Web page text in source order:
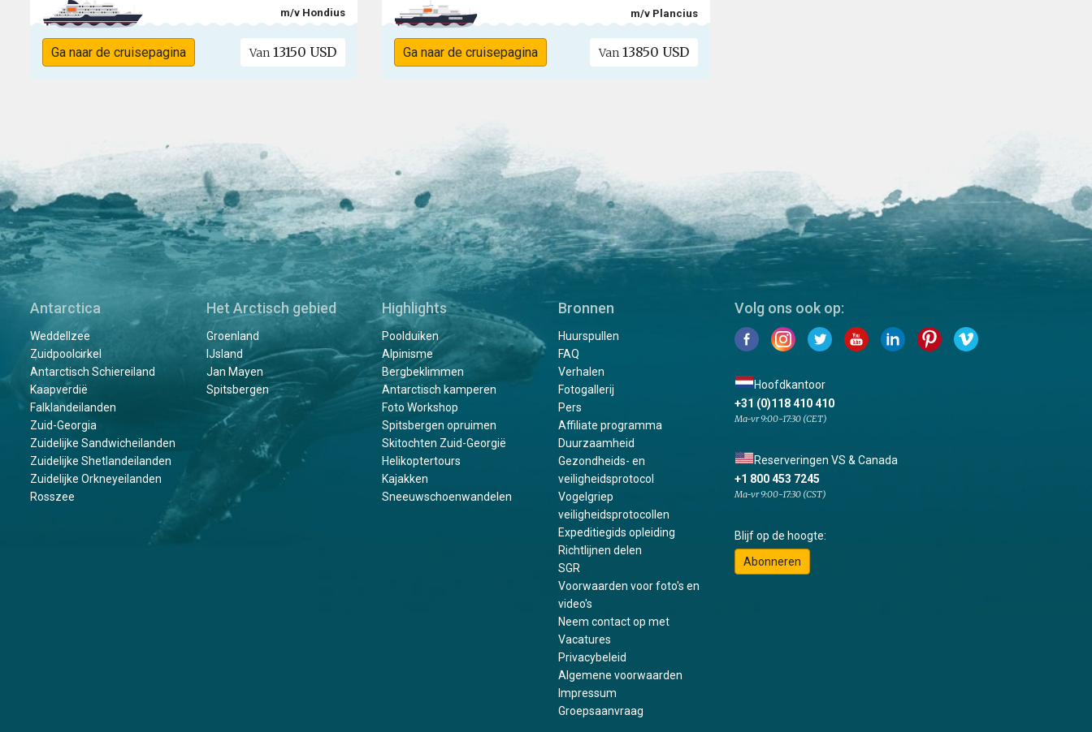
m/v Hondius
Ga naar de cruisepagina Van 13150 USD
m/v Plancius
Ga naar de cruisepagina Van13850 USD
Antarctica
Weddellzee
Zuidpoolcirkel
Antarctisch Schiereiland
Kaapverdië
Falklandeilanden
Zuid-Georgia
Zuidelijke Sandwicheilanden
Zuidelijke Shetlandeilanden
Zuidelijke Orkneyeilanden
Rosszee
Het Arctisch gebied
Groenland
IJsland
Jan Mayen
Spitsbergen
Highlights
Poolduiken
Alpinisme
Bergbeklimmen
Antarctisch kamperen
Foto Workshop
Spitsbergen opruimen
Skitochten Zuid-Georgië
Helikoptertours
Kajakken
Sneeuwschoenwandelen
Bronnen
Huurspullen
FAQ
Verhalen
Fotogallerij
Pers
Affiliate programma
Duurzaamheid
Gezondheids- en
veiligheidsprotocol
Vogelgriep
veiligheidsprotocollen
Expeditiegids opleiding
Richtlijnen delen
SGR
Voorwaarden voor foto's en
video's
Neem contact op met
Vacatures
Privacybeleid
Algemene voorwaarden
Impressum
Groepsaanvraag
Volg ons ook op:
Hoofdkantoor
+31 (0)118 410 410
Ma-vr 9:00-17:30 (CET)
Reserveringen VS & Canada
+1 800 453 7245
Ma-vr 9:00-17:30 (CST)
Blijf op de hoogte:
Abonneren